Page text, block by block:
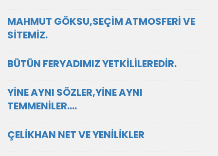
MAHMUT GÖKSU,SEÇİM ATMOSFERİ VE
SİTEMİZ.
BÜTÜN FERYADIMIZ YETKİLİLEREDİR.
YİNE AYNI SÖZLER,YİNE AYNI
TEMMENİLER....
ÇELİKHAN NET VE YENİLİKLER